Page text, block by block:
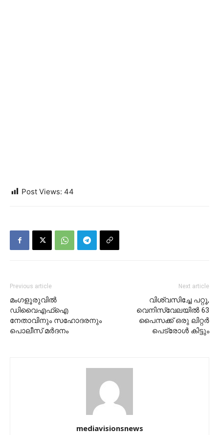
Post Views: 44
Previous article
മംഗളൂരുവിൽ
ഡിവൈഎഫ‌്ഐ
നേതാവിനും സഹോദരനും
പൊലീസ്‌ മർദനം
Next article
വിശ്വസിച്ചേ പറ്റൂ,
വെനിസ്വേലയിൽ 63
പൈസക്ക് ഒരു ലിറ്റർ
പെട്രോൾ കിട്ടും
mediavisionsnews